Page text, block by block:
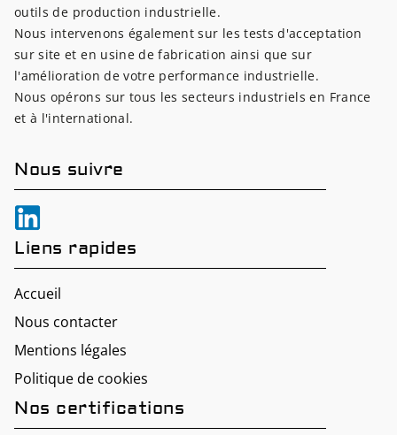
outils de production industrielle.
Nous intervenons également sur les tests d'acceptation
sur site et en usine de fabrication ainsi que sur
l'amélioration de votre performance industrielle.
Nous opérons sur tous les secteurs industriels en France
et à l'international.
Nous suivre
Liens rapides
Accueil
Nous contacter
Mentions légales
Politique de cookies
Nos certifications